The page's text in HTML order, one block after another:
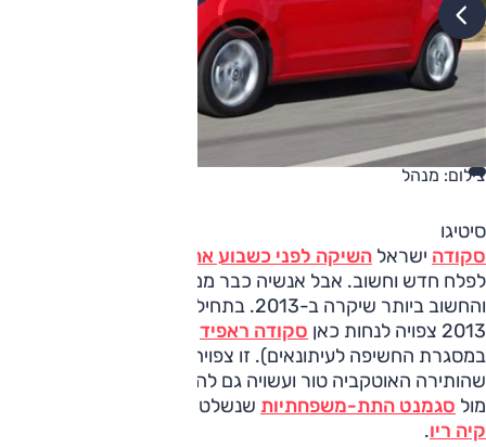
צילום: מנהל
סיטיגו
סקודה ישראל השיקה לפני כשבוע את הסיטיגו
לפלח חדש וחשוב. אבל אנשיה כבר ממתינים לגל החידושים הבא
והחשוב ביותר שיקרה ב-2013. בתחילת הרבעון הראשון של
2013 צפויה לנחות כאן
סקודה ראפיד
במסגרת החשיפה לעיתונאים). זו צפויה להיכנס לנעליים
שהותירה האוטקביה טור ועשויה גם להציב את סקודה בתחרות
מול סגמנט התת-משפחתיות שנשלט על ידי
קיה ריו.